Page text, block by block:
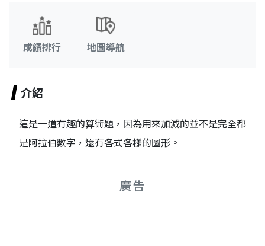
成績排行 地圖導航
介紹
這是一道有趣的算術題，因為用來加減的並不是完全都
是阿拉伯數字，還有各式各樣的圖形。
廣告